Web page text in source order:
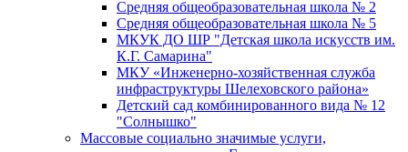
Средняя общеобразовательная школа № 2
Средняя общеобразовательная школа № 5
МКУК ДО ШР "Детская школа искусств им.
К.Г. Самарина"
МКУ «Инженерно-хозяйственная служба
инфраструктуры Шелеховского района»
Детский сад комбинированного вида № 12
"Солнышко"
Массовые социально значимые услуги,